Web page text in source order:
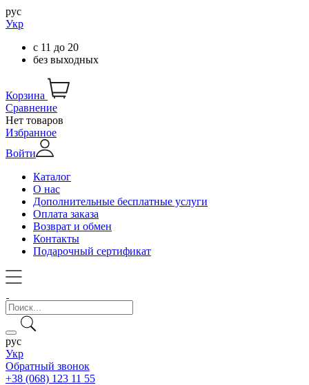
рус
Укр
с 11 до 20
без выходных
Корзина
Сравнение
Нет товаров
Избранное
Войти
Каталог
О нас
Дополнительные бесплатные услуги
Оплата заказа
Возврат и обмен
Контакты
Подарочный сертификат
рус
Укр
Обратный звонок
+38 (068) 123 11 55